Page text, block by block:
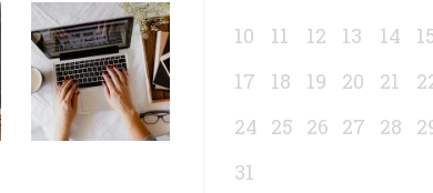
10
11 12 13 14
17
18 19 20 21
24 25 26 27 28
31